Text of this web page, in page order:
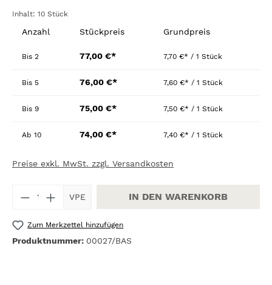
Inhalt: 10 Stück
Anzahl Stückpreis Grundpreis
Bis 2 77,00 €* 7,70 €* / 1 Stück
Bis 5 76,00 €* 7,60 €* / 1 Stück
Bis 9 75,00 €* 7,50 €* / 1 Stück
Ab 10 74,00 €* 7,40 €* / 1 Stück
Preise exkl. MwSt. zzgl. Versandkosten
Produkt Anzahl: Gib den
VPE IN DEN WARENKORB
Zum Merkzettel hinzufügen
Produktnummer: 00027/BAS